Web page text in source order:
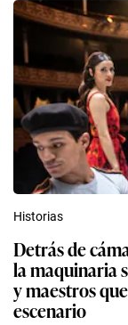
Historias
Detrás de
la maquinaria
y maestros
escenario